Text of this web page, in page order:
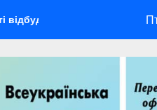
мультиспортивний табір